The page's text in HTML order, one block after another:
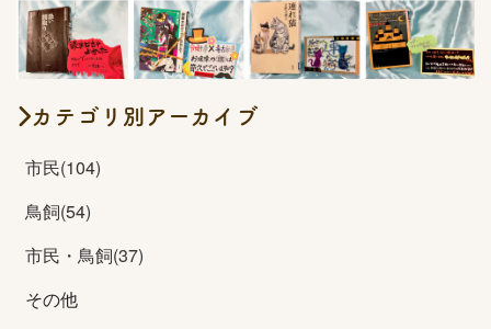
カテゴリ別アーカイブ
市民(104)
鳥飼(54)
市民・鳥飼(37)
その他